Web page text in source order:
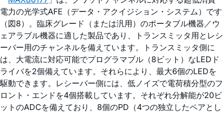
電力の光学式AFE（データ・アクイジション・システム）です
（図8）。臨床グレード（または汎用）のポータブル機器／ウ
ェアラブル機器に適した製品であり、トランスミッタ用とレシ
ーバー用のチャンネルを備えています。トランスミッタ側に
は、大電流に対応可能でプログラマブル（8ビット）なLEDド
ライバを2個備えています。それらにより、最大6個のLEDを
駆動できます。レシーバー側には、低ノイズで電荷積分型のフ
ロント・エンドを4個搭載しています。それぞれ分解能が20ビ
ットのADCを備えており、8個のPD（4つの独立したペアとし